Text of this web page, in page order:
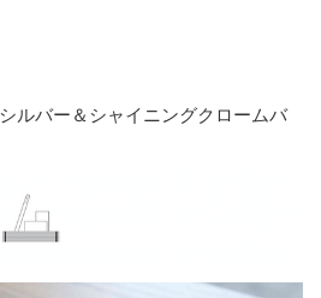
ルバー＆シャイニングクロームバ